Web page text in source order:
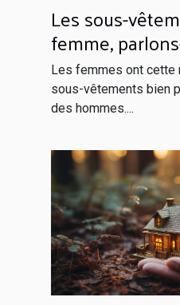
Les sous-
femme,
Les femmes ont cette
sous-vêtements bien
des hommes....